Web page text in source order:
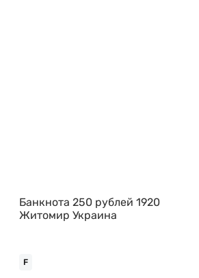
Банкнота 250 рублей 1920
Житомир Украина
F